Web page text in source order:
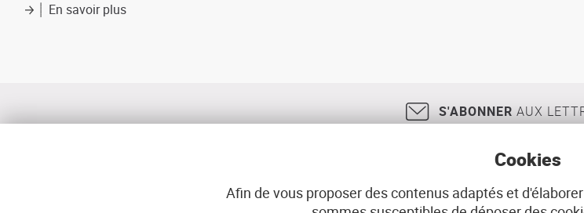
En savoir plus
S'ABONNER AUX
18, rue Jean Jaurès 29200 BREST 02
Cookies
Afin de vous proposer des contenus adaptés et